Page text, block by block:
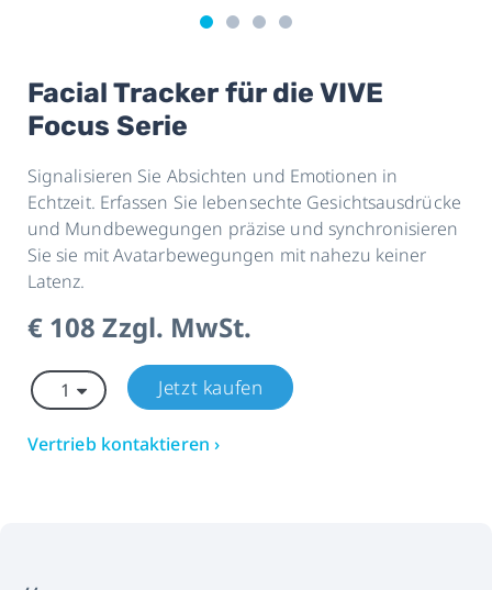
Facial Tracker für die VIVE
Focus Serie
Signalisieren Sie Absichten und Emotionen in
Echtzeit. Erfassen Sie lebensechte Gesichtsausdrücke
und Mundbewegungen präzise und synchronisieren
Sie sie mit Avatarbewegungen mit nahezu keiner
Latenz.
€ 108 Zzgl. MwSt.
Jetzt kaufen
Vertrieb kontaktieren ›